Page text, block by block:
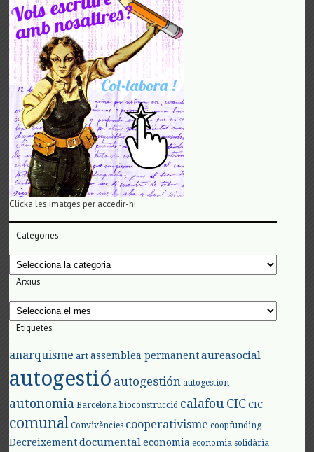
Clicka les imatges per accedir-hi
Categories
Categories
Arxius
Arxius
Etiquetes
anarquisme art assemblea permanent aureasocial
autogestió autogestión autogestión
autonomia Barcelona bioconstrucció calafouCIC CIC
comunal Convivències cooperativisme coopfunding
Decreixement documental economia economia solidària